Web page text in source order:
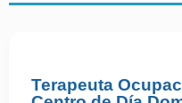
Terapeuta